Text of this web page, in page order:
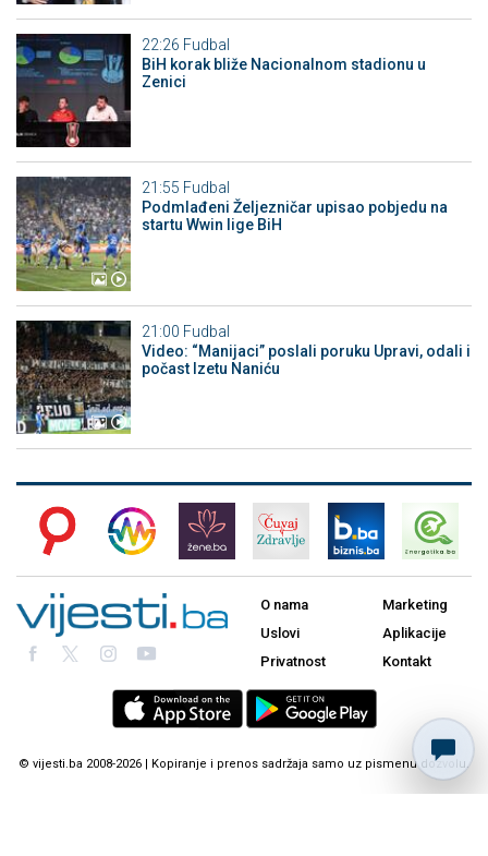
22:26 Fudbal
BiH korak bliže Nacionalnom stadionu u
Zenici
21:55 Fudbal
Podmlađeni Željezničar upisao pobjedu na
startu Wwin lige BiH
21:00 Fudbal
Video: “Manijaci” poslali poruku Upravi, odali i
počast Izetu Naniću
O nama
Uslovi
Privatnost
Marketing
Aplikacije
Kontakt
© vijesti.ba 2008-2026 | Kopiranje i prenos sadržaja samo uz pismenu dozvolu.